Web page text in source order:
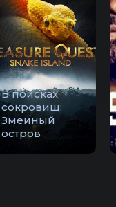
В поисках
сокровищ:
Змеиный
остров